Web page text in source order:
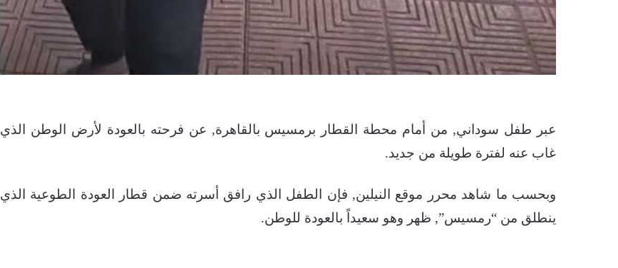
عبر طفل سوداني, من أمام محطة القطار برمسيس بالقاهرة, عن فرحته بالعودة لأرض الوطن الذي
غاب عنه لفترة طويلة من جديد.
وبحسب ما شاهد محرر موقع النيلين, فإن الطفل الذي رافق أسرته ضمن قطار العودة الطوعية الذي
ينطلق من “رمسيس”, ظهر وهو سعيداً بالعودة للوطن.